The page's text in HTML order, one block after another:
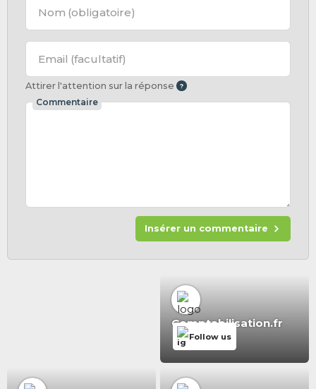
Nom (obligatoire)
Email (facultatif)
Attirer l'attention sur la réponse
Commentaire
Insérer un commentaire
Comptabilisation.fr
Follow us